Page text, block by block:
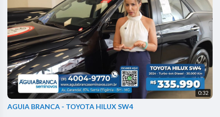
0:32
AGUIA BRANCA - TOYOTA HILUX SW4